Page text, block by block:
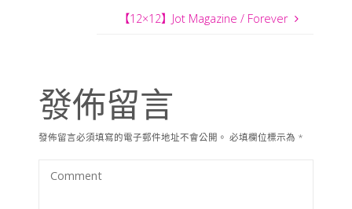
【12×12】Jot Magazine / Forever
發佈留言
發佈留言必須填寫的電子郵件地址不會公開。 必填欄位標示為 *